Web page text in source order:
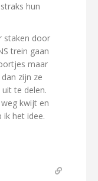
hun
staken door
trein gaan
maar
zijn ze
te delen.
kwijt en
ik het idee.